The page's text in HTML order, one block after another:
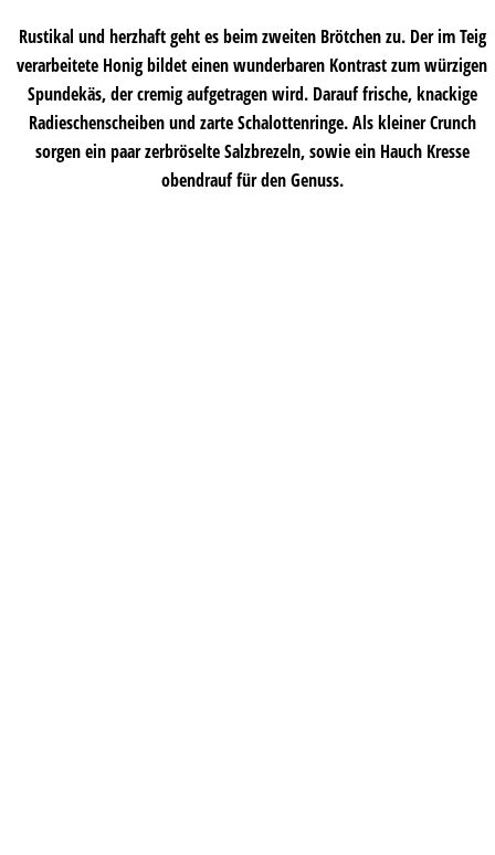
Rustikal und herzhaft geht es beim zweiten Brötchen zu. Der im Teig
verarbeitete Honig bildet einen wunderbaren Kontrast zum würzigen
Spundekäs, der cremig aufgetragen wird. Darauf frische, knackige
Radieschenscheiben und zarte Schalottenringe. Als kleiner Crunch
sorgen ein paar zerbröselte Salzbrezeln, sowie ein Hauch Kresse
obendrauf für den Genuss.